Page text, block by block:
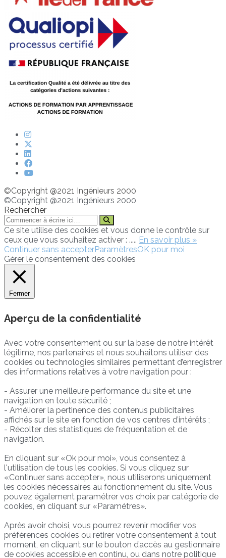
©Copyright @2021 Ingénieurs 2000
©Copyright @2021 Ingénieurs 2000
Rechercher
Ce site utilise des cookies et vous donne le contrôle sur
ceux que vous souhaitez activer : ..... En savoir plus »
Continuer sans accepterParamètresOK pour moi
Gérer le consentement des cookies
Fermer
Aperçu de la confidentialité
Avec votre consentement ou sur la base de notre intérêt
légitime, nos partenaires et nous souhaitons utiliser des
cookies ou technologies similaires permettant d’enregistrer
des informations relatives à votre navigation pour :
- Assurer une meilleure performance du site et une
navigation en toute sécurité ;
- Améliorer la pertinence des contenus publicitaires
affichés sur le site en fonction de vos centres d’intérêts ;
- Récolter des statistiques de fréquentation et de
navigation.
En cliquant sur «Ok pour moi», vous consentez à
l'utilisation de tous les cookies. Si vous cliquez sur
«Continuer sans accepter», nous utiliserons uniquement
les cookies nécessaires au fonctionnement du site. Vous
pouvez également paramétrer vos choix par catégorie de
cookies, en cliquant sur «Paramétres».
Après avoir choisi, vous pourrez revenir modifier vos
préférences cookies ou retirer votre consentement à tout
moment, en cliquant sur le bouton d’accès au gestionnaire
de cookies accessible en continu, ou dans notre politique